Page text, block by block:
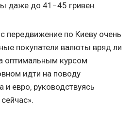
даже до 41−45 гривен.
передвижение по Киеву очень
покупатели валюты вряд ли
оптимальным курсом
идти на поводу
и евро, руководствуясь